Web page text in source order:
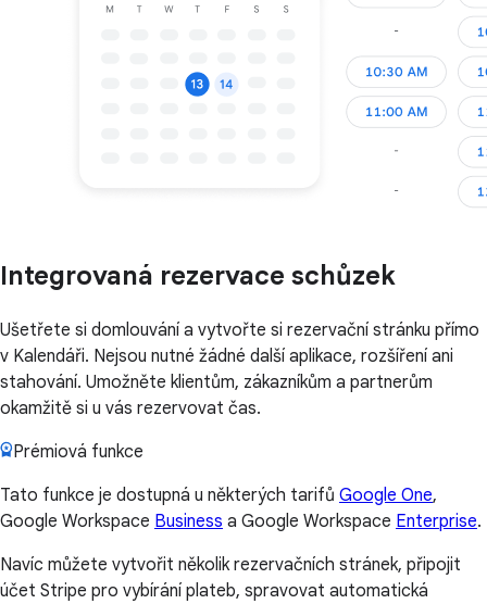
Integrovaná rezervace schůzek
Ušetřete si domlouvání a vytvořte si rezervační stránku přímo
v Kalendáři. Nejsou nutné žádné další aplikace, rozšíření ani
stahování. Umožněte klientům, zákazníkům a partnerům
okamžitě si u vás rezervovat čas.
Prémiová funkce
Tato funkce je dostupná u některých tarifů Google One,
Google Workspace Business a Google Workspace Enterprise.
Navíc můžete vytvořit několik rezervačních stránek, připojit
účet Stripe pro vybírání plateb, spravovat automatická